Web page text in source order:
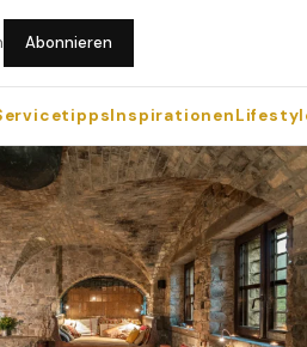
Abonnieren
Inspirationen